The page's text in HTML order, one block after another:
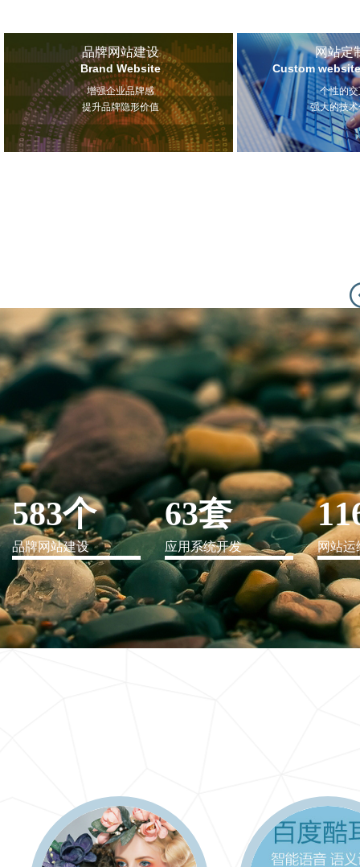
品牌网站建设
Brand Website
增强企业品牌感
提升品牌隐形价值
网站定
Custom
个性的
强大的技
IT行业解决方案
信息爆炸时代，信息传递是否做到更新、更全、更
快
583个
品牌网站建设
63套
应用系统开发 网站运